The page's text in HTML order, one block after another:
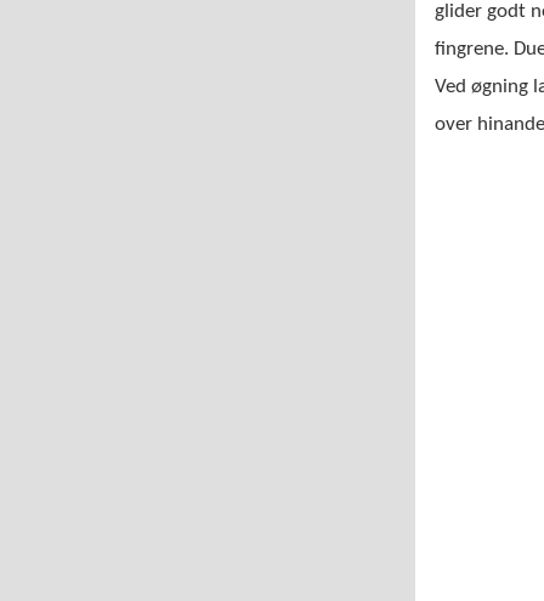
glider godt
fingrene.
Ved øgning
over